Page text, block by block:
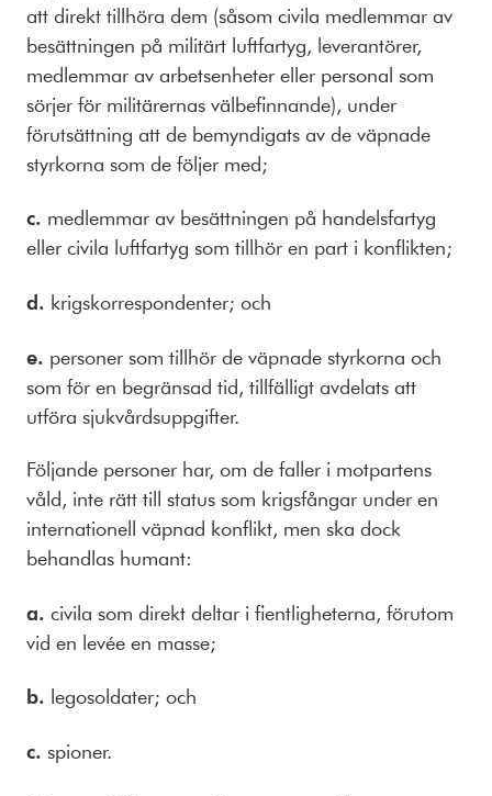
att direkt tillhöra dem (såsom civila medlemmar av
besättningen på militärt luftfartyg, leverantörer,
medlemmar av arbetsenheter eller personal som
sörjer för militärernas välbefinnande), under
förutsättning att de bemyndigats av de väpnade
styrkorna som de följer med;
c. medlemmar av besättningen på handelsfartyg
eller civila luftfartyg som tillhör en part i konflikten;
d. krigskorrespondenter; och
e. personer som tillhör de väpnade styrkorna och
som för en begränsad tid, tillfälligt avdelats att
utföra sjukvårdsuppgifter.
Följande personer har, om de faller i motpartens
våld, inte rätt till status som krigsfångar under en
internationell väpnad konflikt, men ska dock
behandlas humant:
a. civila som direkt deltar i fientligheterna, förutom
vid en levée en masse;
b. legosoldater; och
c. spioner.